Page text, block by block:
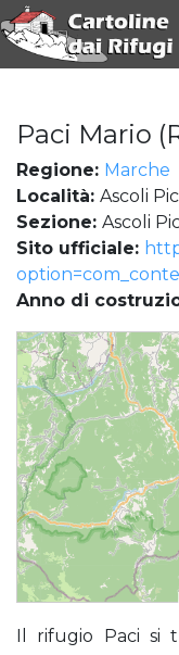
Paci Mario
Regione: Marche
Località: Ascoli
Sezione: Ascoli
Sito ufficiale:
Anno di
Il rifugio Paci si